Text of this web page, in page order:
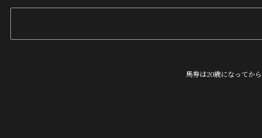
馬券は20歳になってから